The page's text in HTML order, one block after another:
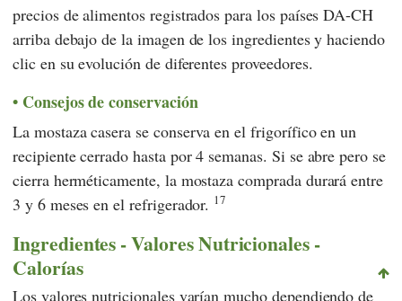
precios de alimentos registrados para los países DA-CH
arriba debajo de la imagen de los ingredientes y haciendo
clic en su evolución de diferentes proveedores.
Consejos de conservación
La mostaza casera se conserva en el frigorífico en un
recipiente cerrado hasta por 4 semanas. Si se abre pero se
cierra herméticamente, la mostaza comprada durará entre
3 y 6 meses en el refrigerador. 17
Ingredientes - Valores Nutricionales -
Calorías
Los valores nutricionales varían mucho dependiendo de